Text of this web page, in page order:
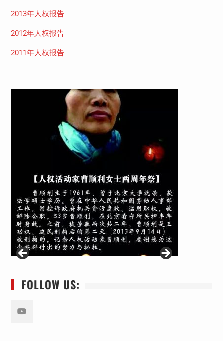
2013年人权报告
2012年人权报告
2011年人权报告
FOLLOW US: